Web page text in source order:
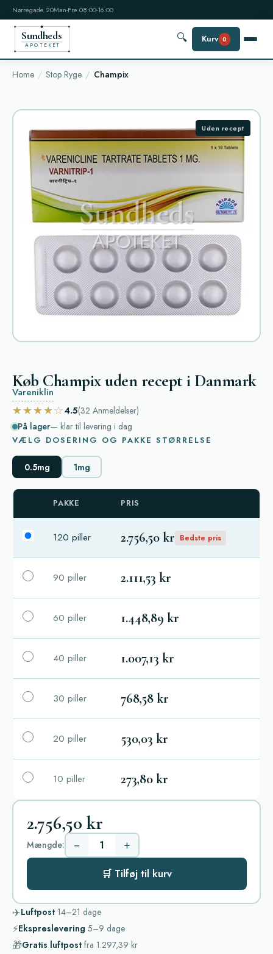
Nørregade 20Man-Fre 08:00-16:00
Sundheds
APOTEKET
🔍 Kurv 0
Home Stop Ryge Champix
Uden recept
Køb Champix uden recept i Danmark
Vareniklin
★★★★☆4.5(32 Anmeldelser)
På lager— klar til levering i dag
VÆLG DOSERING OG PAKKE STØRRELSE
0.5mg 1mg
PAKKE PRIS
120 piller 2.756,50 kr Bedste pris
90 piller 2.111,53 kr
60 piller 1.448,89 kr
40 piller 1.007,13 kr
30 piller 768,58 kr
20 piller 530,03 kr
10 piller 273,80 kr
2.756,50 kr
Mængde: − +
🛒 Tilføj til kurv
✈️Luftpost 14–21 dage
⚡Ekspreslevering 5–9 dage
🎁Gratis luftpost fra 1.297,39 kr